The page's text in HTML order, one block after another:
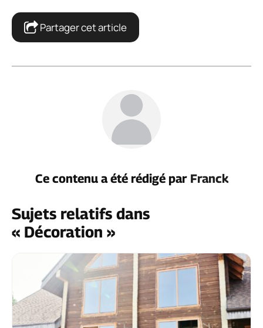
Partager cet article
Ce contenu a été rédigé par Franck
Sujets relatifs dans
« Décoration »